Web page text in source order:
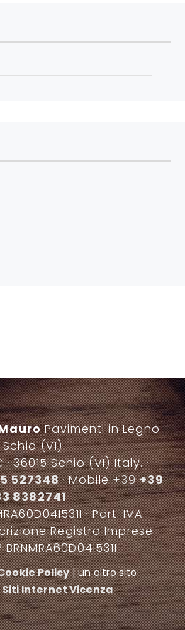
Pavimenti in Legno
(VI)
36015 Schio (VI) Italy. ·
527348· Mobile+39+39
8382741
· Part. IVA
Registro Imprese
Policy| un altro sito
Siti Internet Vicenza